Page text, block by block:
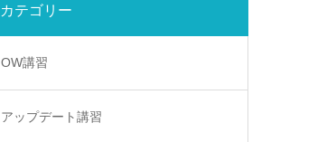
カテゴリー
OW講習
アップデート講習